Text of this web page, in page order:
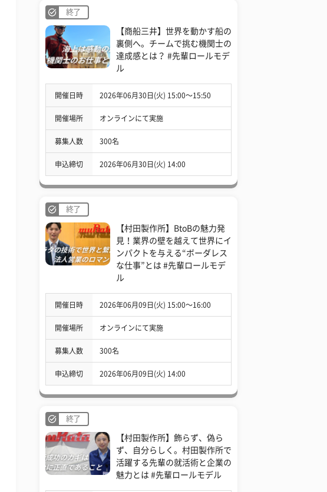
終了
【商船三井】世界を動かす船の
裏側へ。チームで挑む機関士の
達成感とは？ #先輩ロールモデ
ル
開催日時 2026年06月30日(火) 15:00〜15:50
開催場所 オンラインにて実施
募集人数 300名
申込締切 2026年06月30日(火) 14:00
終了
【村田製作所】BtoBの魅力発
見！業界の壁を越えて世界にイ
ンパクトを与える“ボーダレス
な仕事”とは #先輩ロールモデ
ル
開催日時 2026年06月09日(火) 15:00〜16:00
開催場所 オンラインにて実施
募集人数 300名
申込締切 2026年06月09日(火) 14:00
終了
【村田製作所】飾らず、偽ら
ず、自分らしく。村田製作所で
活躍する先輩の就活術と企業の
魅力とは #先輩ロールモデル